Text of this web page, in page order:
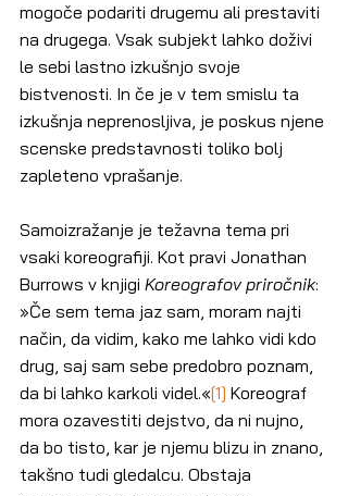
mogoče podariti drugemu ali prestaviti
na drugega. Vsak subjekt lahko doživi
le sebi lastno izkušnjo svoje
bistvenosti. In če je v tem smislu ta
izkušnja neprenosljiva, je poskus njene
scenske predstavnosti toliko bolj
zapleteno vprašanje.
Samoizražanje je težavna tema pri
vsaki koreografiji. Kot pravi Jonathan
Burrows v knjigi Koreografov priročnik:
»Če sem tema jaz sam, moram najti
način, da vidim, kako me lahko vidi kdo
drug, saj sam sebe predobro poznam,
da bi lahko karkoli videl.«[1] Koreograf
mora ozavestiti dejstvo, da ni nujno,
da bo tisto, kar je njemu blizu in znano,
takšno tudi gledalcu. Obstaja